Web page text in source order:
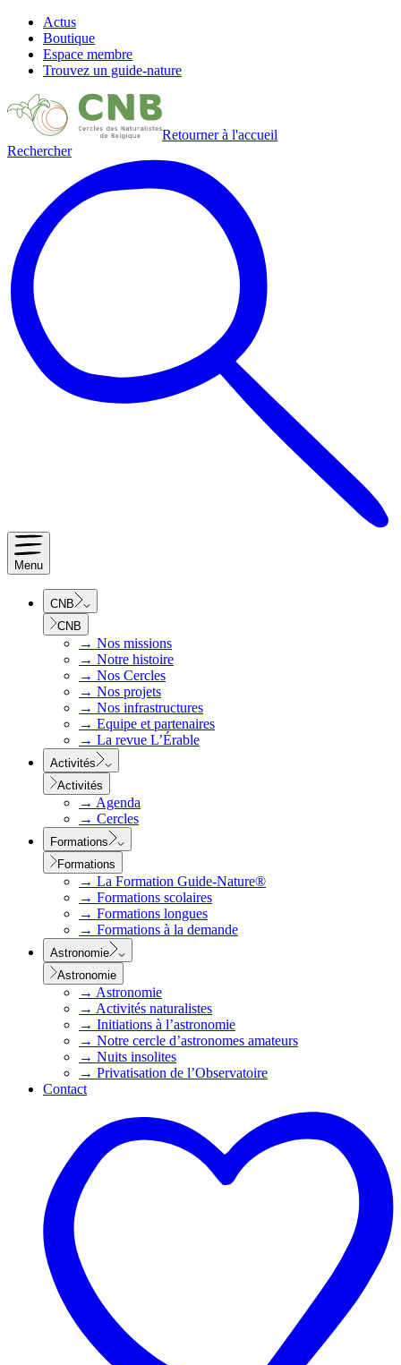
Actus
Boutique
Espace membre
Trouvez un guide-nature
Retourner à l'accueil
Rechercher
Menu
CNB
CNB
→ Nos missions
→ Notre histoire
→ Nos Cercles
→ Nos projets
→ Nos infrastructures
→ Equipe et partenaires
→ La revue L’Érable
Activités
Activités
→ Agenda
→ Cercles
Formations
Formations
→ La Formation Guide-Nature®
→ Formations scolaires
→ Formations longues
→ Formations à la demande
Astronomie
Astronomie
→ Astronomie
→ Activités naturalistes
→ Initiations à l’astronomie
→ Notre cercle d’astronomes amateurs
→ Nuits insolites
→ Privatisation de l’Observatoire
Contact